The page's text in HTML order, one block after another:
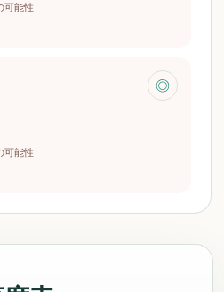
可能性
◎
可能性